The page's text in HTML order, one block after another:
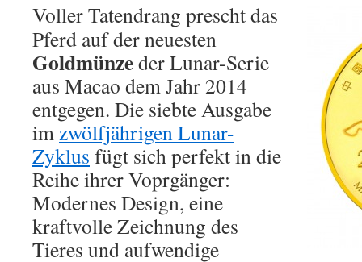
Voller Tatendrang prescht das
Pferd auf der neuesten
Goldmünzeder Lunar-Serie
aus Macao dem Jahr 2014
entgegen. Die siebte Ausgabe
imzwölfjährigen Lunar-
Zyklus fügt sich perfekt in die
Reihe ihrer Voprgänger:
Modernes Design, eine
kraftvolle Zeichnung des
Tieres und aufwendige